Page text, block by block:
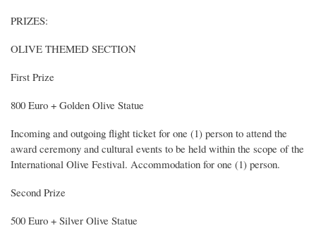
PRIZES:
OLIVE THEMED SECTION
First Prize
800 Euro + Golden Olive Statue
Incoming and outgoing flight ticket for one (1) person to attend the
award ceremony and cultural events to be held within the scope of the
International Olive Festival. Accommodation for one (1) person.
Second Prize
500 Euro + Silver Olive Statue